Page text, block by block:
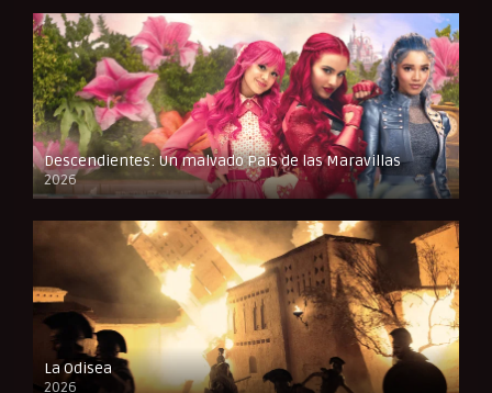
Descendientes: Un malvado País de las Maravillas
2026
FULL HD
La Odisea
2026